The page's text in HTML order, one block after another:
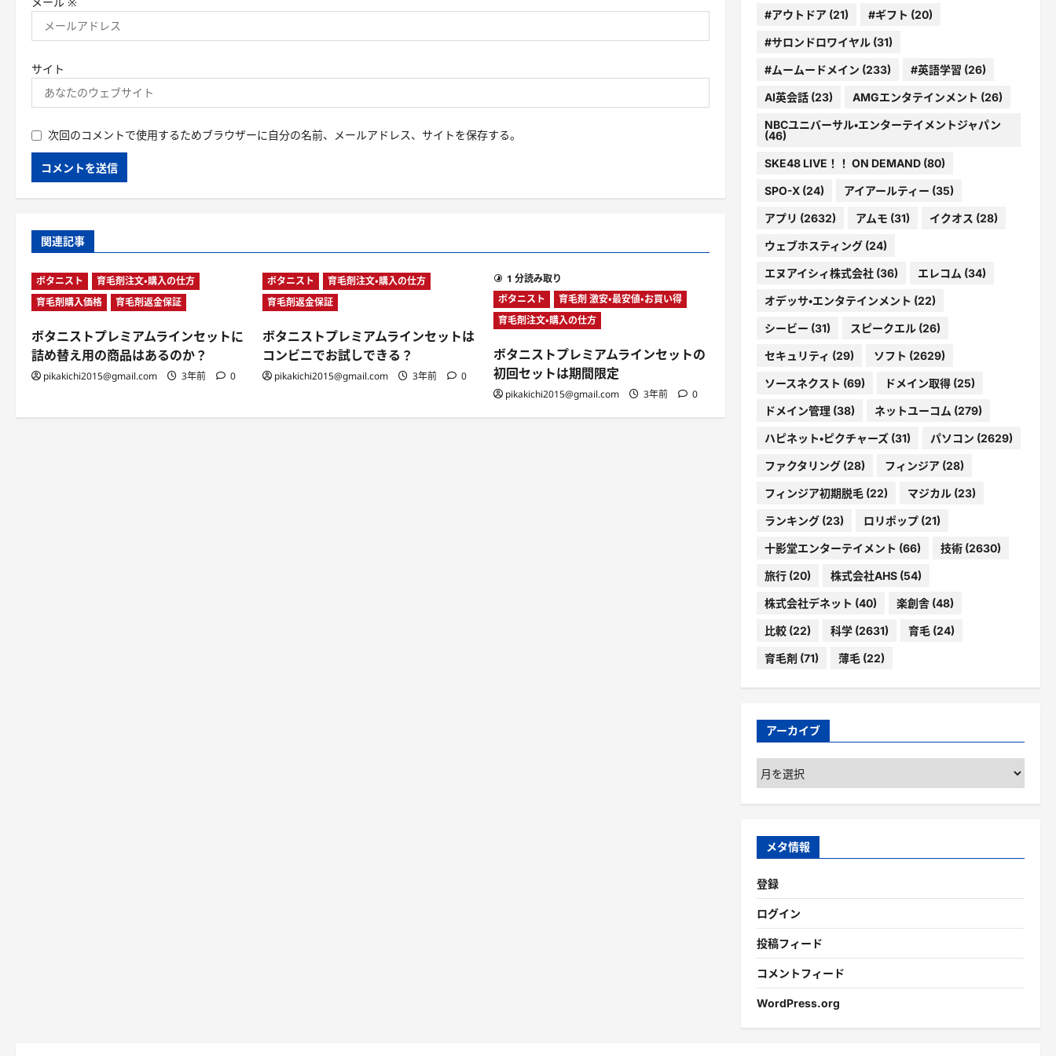
サイト
次回のコメントで使用するためブラウザーに自分の名前、メールアドレス、サイトを保存する。
関連記事
ボタニスト
育毛剤注文・購入の仕方
育毛剤購入価格
育毛剤返金保証
ボタニストプレミアムラインセットに
詰め替え用の商品はあるのか？
pikakichi2015@gmail.com 3年前 0
ボタニスト
育毛剤注文・購入の仕方
育毛剤返金保証
ボタニストプレミアムラインセットは
コンビニでお試しできる？
pikakichi2015@gmail.com 3年前 0
1 分読み取り
ボタニスト
育毛剤 激安・最安値・お買い得
育毛剤注文・購入の仕方
ボタニストプレミアムラインセットの
初回セットは期間限定
pikakichi2015@gmail.com 3年前 0
#アウトドア(21) #ギフト (20)
#サロンドロワイヤル(31)
#ムームードメイン (233) #英語学習 (26)
AI英会話(23) AMGエンタテインメント (26)
NBCユニバーサル・エンターテイメントジャパン
(46)
SKE48 LIVE！！ ON DEMAND(80)
SPO-X(24) アイアールティー (35)
アプリ (2632) アムモ (31) イクオス (28)
ウェブホスティング(24)
エヌアイシィ株式会社(36) エレコム (34)
オデッサ・エンタテインメント (22)
シービー (31) スピークエル(26)
セキュリティ (29) ソフト (2629)
ソースネクスト (69) ドメイン取得(25)
ドメイン管理(38) ネットユーコム (279)
ハピネット・ピクチャーズ(31) パソコン (2629)
ファクタリング(28) フィンジア(28)
フィンジア初期脱毛(22) マジカル(23)
ランキング(23) ロリポップ(21)
十影堂エンターテイメント (66) 技術(2630)
旅行(20) 株式会社AHS(54)
株式会社デネット (40) 楽創舎(48)
比較(22) 科学(2631) 育毛(24)
育毛剤 (71) 薄毛(22)
アーカイブ
ア
ー
カ
ブ
メタ情報
登録
ログイン
投稿フィード
コメントフィード
WordPress.org